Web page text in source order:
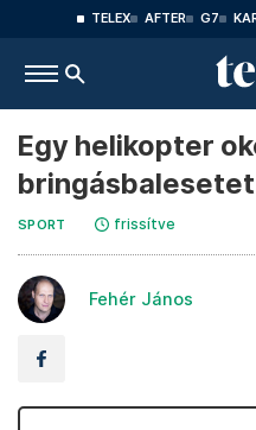
TELEX AFTER G7
Egy helikopter
SPORT frissítve
Fehér János